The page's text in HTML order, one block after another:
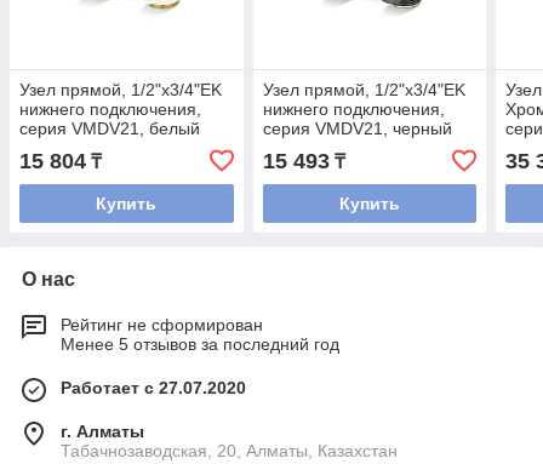
Узел прямой, 1/2"х3/4"EK
нижнего подключения,
серия VMDV21, белый
15 804 ₸
Купить
Узел прямой, 1/2"х3/4"EK
нижнего подключения,
серия VMDV21, черный
15 493₸
Купить
и с
35
О нас
Рейтинг не сформирован
Менее 5 отзывов за последний год
Работает с 27.07.2020
г. Алматы
Табачнозаводская, 20, Алматы, Казахстан